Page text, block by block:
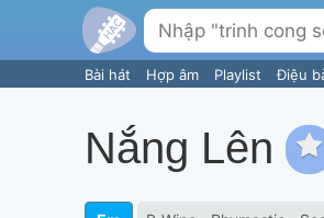
Bài hát Hợp âm Playlist Điệu
Nắng Lên